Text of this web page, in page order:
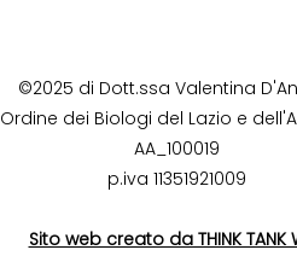
©2025 di Dott.ssa Valentina
Ordine dei Biologi del Lazio e
AA_100019
p.iva 11351921009
Sito web creato da THINK TANK